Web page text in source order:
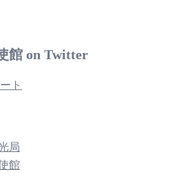
館 on Twitter
ト
局
館